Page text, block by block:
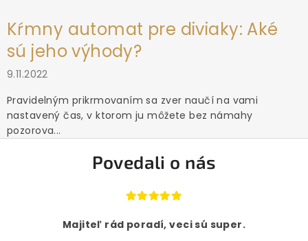
Kŕmny automat pre diviaky: Aké
sú jeho výhody?
9.11.2022
Pravidelným prikrmovaním sa zver naučí na vami
nastavený čas, v ktorom ju môžete bez námahy
pozorova...
Povedali o nás
Majiteľ rád poradí, veci sú super.